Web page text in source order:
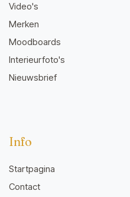
Video's
Merken
Moodboards
Interieurfoto's
Nieuwsbrief
Info
Startpagina
Contact